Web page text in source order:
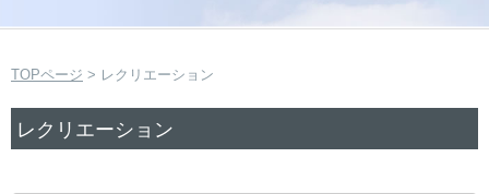
TOPページ > レクリエーション
レクリエーション